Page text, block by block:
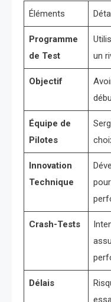
Éléments
Programme
de Test
un
Objectif
Équipe de
Pilotes
Innovation
Technique
Crash-Tests
Délais